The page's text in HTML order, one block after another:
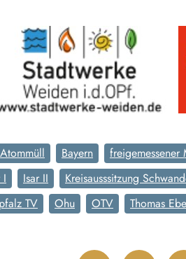
Atommüll Bayern freigemessener
I Isar II Kreisausssitzung
TV Ohu OTV Thomas